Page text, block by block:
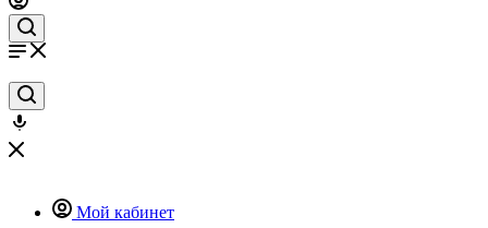
Мой кабинет